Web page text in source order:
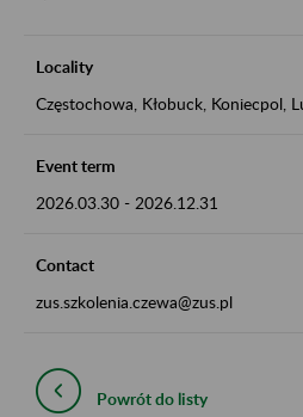
Locality
Częstochowa, Kłobuck, Koniecpol,
Event term
2026.03.30 - 2026.12.31
Contact
zus.szkolenia.czewa@zus.pl
Powrót do listy